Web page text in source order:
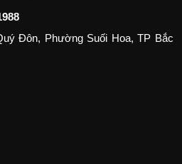
Đôn, Phường Suối Hoa, TP Bắc